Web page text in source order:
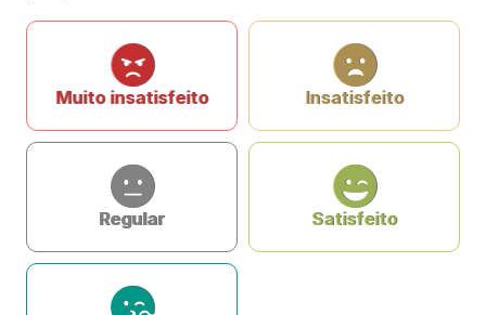
Muito insatisfeito Insatisfeito
Regular Satisfeito